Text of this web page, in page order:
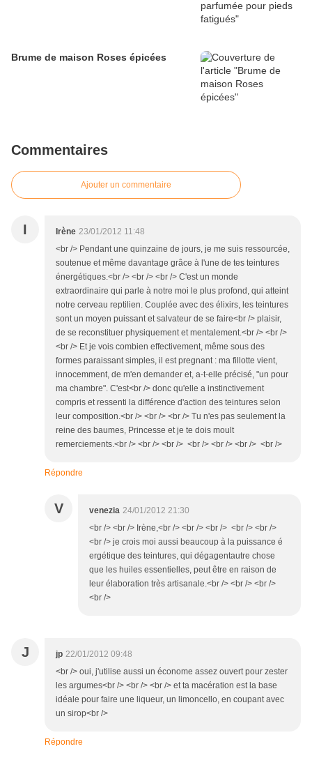
Brume de maison Roses épicées
Commentaires
Ajouter un commentaire
I Irène 23/01/2012 11:48
<br /> Pendant une quinzaine de jours, je me suis ressourcée,
soutenue et même davantage grâce à l'une de tes teintures
énergétiques.<br /> <br /> <br /> C'est un monde
extraordinaire qui parle à notre moi le plus profond, qui atteint
notre cerveau reptilien. Couplée avec des élixirs, les teintures
sont un moyen puissant et salvateur de se faire<br /> plaisir,
de se reconstituer physiquement et mentalement.<br /> <br />
<br /> Et je vois combien effectivement, même sous des
formes paraissant simples, il est pregnant : ma fillotte vient,
innocemment, de m'en demander et, a-t-elle précisé, "un pour
ma chambre". C'est<br /> donc qu'elle a instinctivement
compris et ressenti la différence d'action des teintures selon
leur composition.<br /> <br /> <br /> Tu n'es pas seulement la
reine des baumes, Princesse et je te dois moult
remerciements.<br /> <br /> <br /> <br /> <br /> <br /> <br />
Répondre
V venezia 24/01/2012 21:30
<br /> <br /> Irène,<br /> <br /> <br /> <br /> <br />
<br /> je crois moi aussi beaucoup à la puissance é
ergétique des teintures, qui dégagentautre chose
que les huiles essentielles, peut être en raison de
leur élaboration très artisanale.<br /> <br /> <br />
<br />
J jp 22/01/2012 09:48
<br /> oui, j'utilise aussi un économe assez ouvert pour zester
les argumes<br /> <br /> <br /> et ta macération est la base
idéale pour faire une liqueur, un limoncello, en coupant avec
un sirop<br />
Répondre